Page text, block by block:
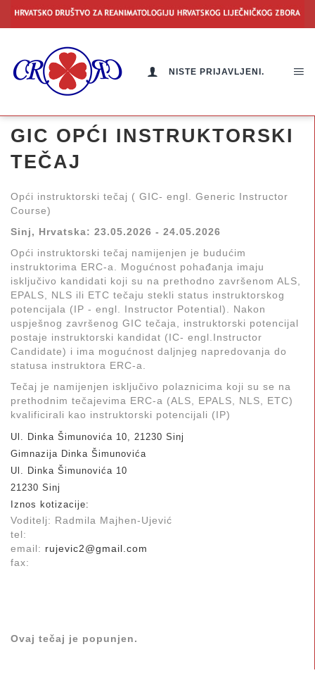
NISTE PRIJAVLJENI.
GIC OPĆI INSTRUKTORSKI
TEČAJ
Opći instruktorski tečaj ( GIC- engl. Generic Instructor
Course)
Sinj, Hrvatska: 23.05.2026 - 24.05.2026
Opći instruktorski tečaj namijenjen je budućim
instruktorima ERC-a. Mogućnost pohađanja imaju
isključivo kandidati koji su na prethodno završenom ALS,
EPALS, NLS ili ETC tečaju stekli status instruktorskog
potencijala (IP - engl. Instructor Potential). Nakon
uspješnog završenog GIC tečaja, instruktorski potencijal
postaje instruktorski kandidat (IC- engl.Instructor
Candidate) i ima mogućnost daljnjeg napredovanja do
statusa instruktora ERC-a.
Tečaj je namijenjen isključivo polaznicima koji su se na
prethodnim tečajevima ERC-a (ALS, EPALS, NLS, ETC)
kvalificirali kao instruktorski potencijali (IP)
Ul. Dinka Šimunovića 10, 21230 Sinj
Gimnazija Dinka Šimunovića
Ul. Dinka Šimunovića 10
21230 Sinj
Iznos kotizacije:
Voditelj: Radmila Majhen-Ujević
tel:
email: rujevic2@gmail.com
fax:
Ovaj tečaj je popunjen.